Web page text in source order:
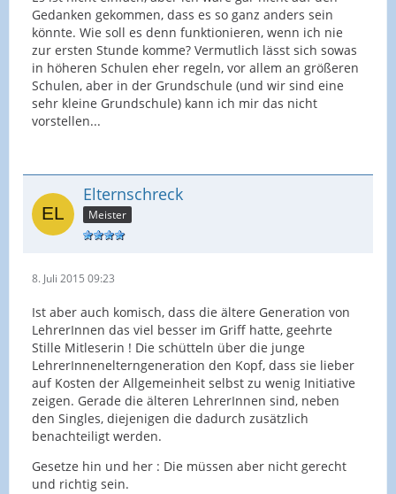
Gedanken gekommen, dass es so ganz anders sein
könnte. Wie soll es denn funktionieren, wenn ich nie
zur ersten Stunde komme? Vermutlich lässt sich sowas
in höheren Schulen eher regeln, vor allem an größeren
Schulen, aber in der Grundschule (und wir sind eine
sehr kleine Grundschule) kann ich mir das nicht
vorstellen...
Elternschreck
Meister
8. Juli 2015 09:23
Ist aber auch komisch, dass die ältere Generation von
LehrerInnen das viel besser im Griff hatte, geehrte
Stille Mitleserin ! Die schütteln über die junge
LehrerInnenelterngeneration den Kopf, dass sie lieber
auf Kosten der Allgemeinheit selbst zu wenig Initiative
zeigen. Gerade die älteren LehrerInnen sind, neben
den Singles, diejenigen die dadurch zusätzlich
benachteiligt werden.
Gesetze hin und her : Die müssen aber nicht gerecht
und richtig sein.